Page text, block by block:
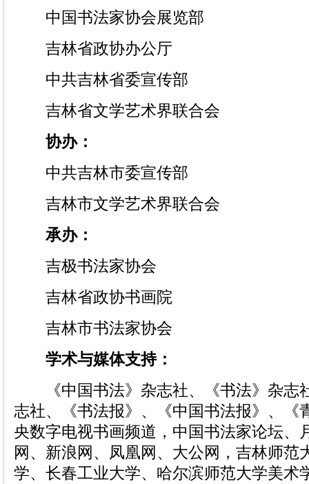
中国书法家协会展览部
吉林省政协办公厅
中共吉林省委宣传部
吉林省文学艺术界联合会
协办：
中共吉林市委宣传部
吉林市文学艺术界联合会
承办：
吉极书法家协会
吉林省政协书画院
吉林市书法家协会
学术与媒体支持：
《中国书法》杂志社、《书法》杂志
志社、《书法报》、《中国书法报》、《
央数字电视书画频道，中国书法家论坛、
网、新浪网、凤凰网、大公网，吉林师范
学、长春工业大学、哈尔滨师范大学美术